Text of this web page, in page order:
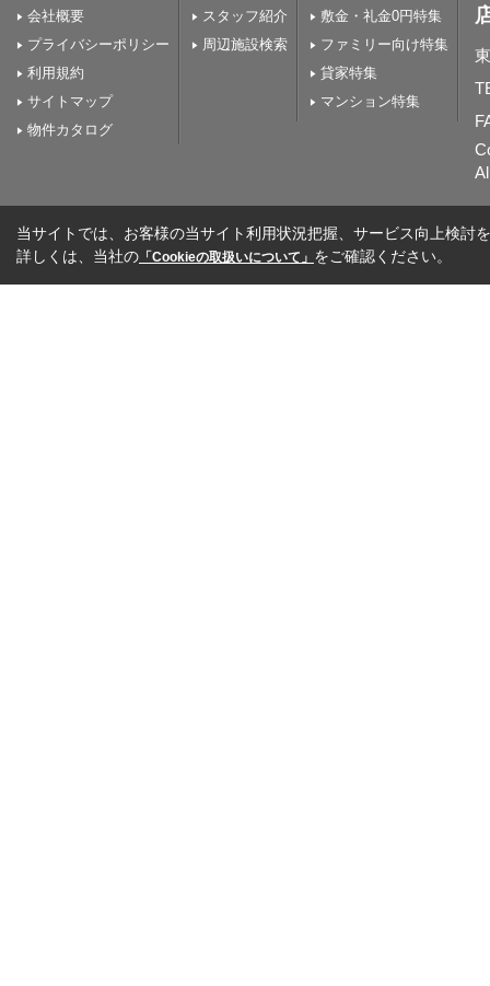
会社概要
プライバシーポリシー
利用規約
サイトマップ
物件カタログ
スタッフ紹介
周辺施設検索
敷金・礼金0円特集
ファミリー向け特集
貸家特集
マンション特集
当サイトでは、お客様の当サイト利用状況把握、サービス向上検討
詳しくは、当社の 「Cookieの取扱いについて」 をご確認ください。